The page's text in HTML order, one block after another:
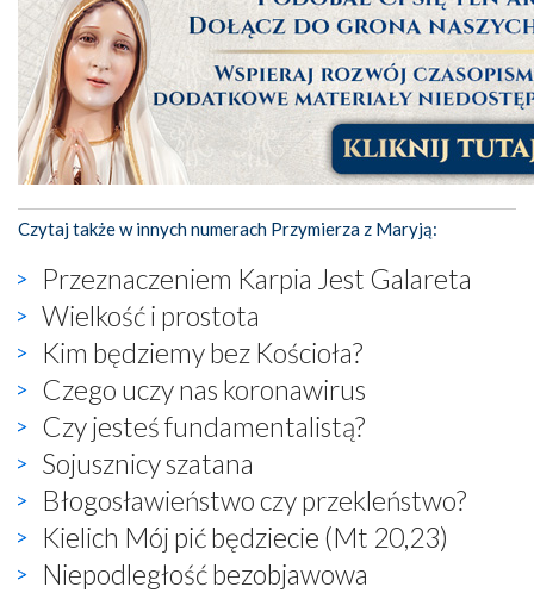
Czytaj także w innych numerach Przymierza z Maryją:
Przeznaczeniem Karpia Jest Galareta
Wielkość i prostota
Kim będziemy bez Kościoła?
Czego uczy nas koronawirus
Czy jesteś fundamentalistą?
Sojusznicy szatana
Błogosławieństwo czy przekleństwo?
Kielich Mój pić będziecie (Mt 20,23)
Niepodległość bezobjawowa